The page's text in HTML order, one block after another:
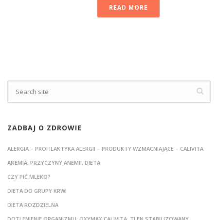
READ MORE
ZADBAJ O ZDROWIE
ALERGIA – PROFILAKTYKA ALERGII – PRODUKTY WZMACNIAJĄCE – CALIVITA
ANEMIA, PRZYCZYNY ANEMII, DIETA
CZY PIĆ MLEKO?
DIETA DO GRUPY KRWI
DIETA ROZDZIELNA